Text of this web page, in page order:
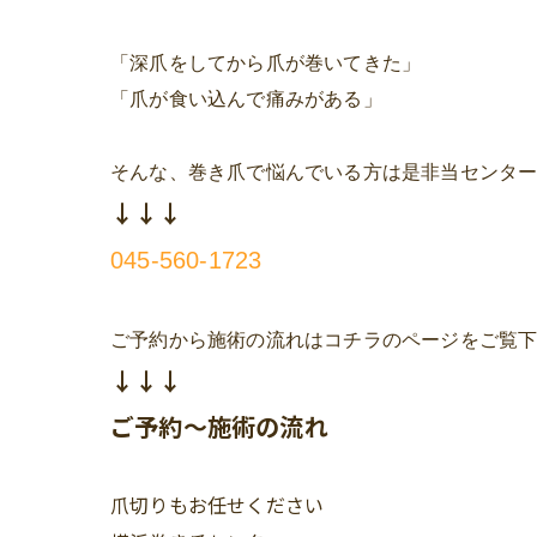
「深爪をしてから爪が巻いてきた」
「爪が食い込んで痛みがある」
そんな、巻き爪で悩んでいる方は是非当センタ
↓↓↓
045-560-1723
ご予約から施術の流れはコチラのページをご覧下
↓↓↓
ご予約～施術の流れ
爪切りもお任せください